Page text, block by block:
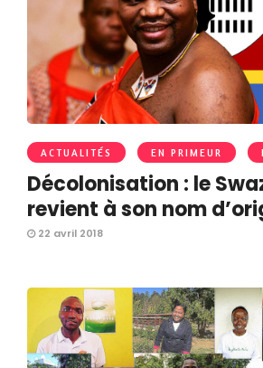
ACTUALITÉS EN PRIMEUR
Décolonisation : le
revient à son nom
22 avril 2018